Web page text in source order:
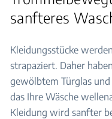
sanfteres
Kleidungsstücke
strapaziert. Daher
gewölbtem Türglas
das Ihre Wäsche
Kleidung wird sanfter